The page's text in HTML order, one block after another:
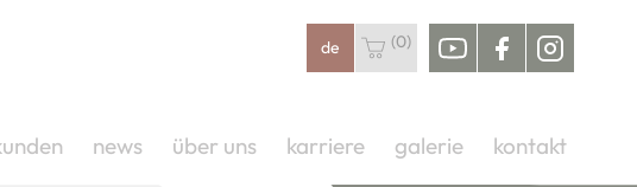
news über uns karriere galerie kontakt
de youtubefacebook
(0)